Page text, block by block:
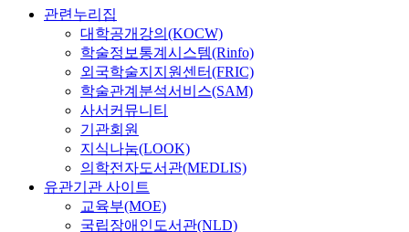
관련누리집
대학공개강의(KOCW)
학술정보통계시스템(Rinfo)
외국학술지지원센터(FRIC)
학술관계분석서비스(SAM)
사서커뮤니티
기관회원
지식나눔(LOOK)
의학전자도서관(MEDLIS)
유관기관 사이트
교육부(MOE)
국립장애인도서관(NLD)